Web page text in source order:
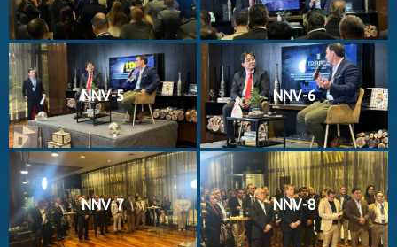
NNV-5 NNV-6
NNV-7 NNV-8